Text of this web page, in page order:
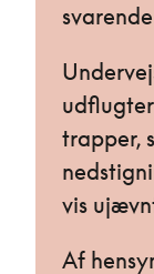
trapper,
vis
Af